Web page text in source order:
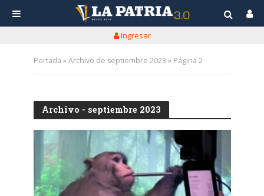
Ingresar
Portada »Archivo de septiembre 2023 » Página 2
Archivo - septiembre 2023